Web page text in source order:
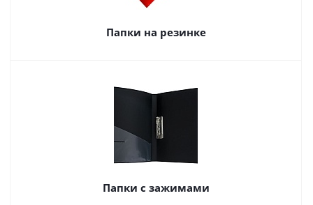
Папки на резинке
Папки с зажимами